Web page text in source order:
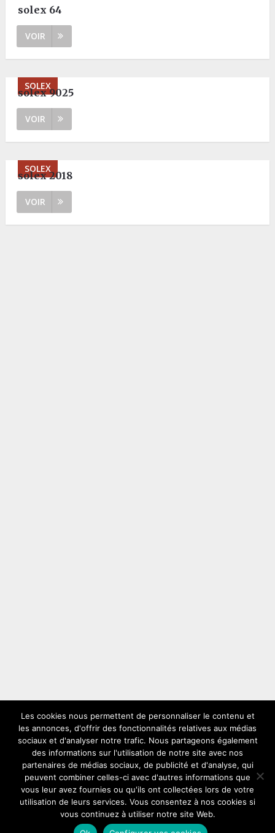
solex 64
VOIR
SOLEX
solex 9025
VOIR
SOLEX
solex 2018
VOIR
LES PLUS VUS
Copyright © 2026SolexComment choisir son solex ideal
Les cookies nous permettent de personnaliser le contenu et
les annonces, d'offrir des fonctionnalités relatives aux médias
sociaux et d'analyser notre trafic. Nous partageons également
des informations sur l'utilisation de notre site avec nos
partenaires de médias sociaux, de publicité et d'analyse, qui
peuvent combiner celles-ci avec d'autres informations que
vous leur avez fournies ou qu'ils ont collectées lors de votre
utilisation de leurs services. Vous consentez à nos cookies si
vous continuez à utiliser notre site Web.